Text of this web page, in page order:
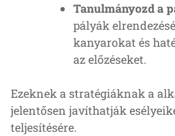
Tanulmányozd a
pályák
kanyarokat és
az előzéseket.
Ezeknek a stratégiáknak a
jelentősen javíthatják
teljesítésére.